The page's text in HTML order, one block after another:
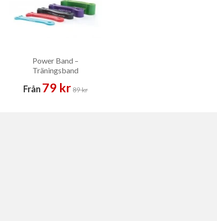
Power Band –
Träningsband
Från 79 kr 89 kr